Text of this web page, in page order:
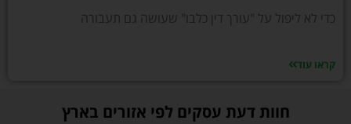
כדי לא ליפול על "עורך דין כלבו" שעושה גם תעבורה
קראו עוד
חוות דעת עסקים לפי אזורים בארץ